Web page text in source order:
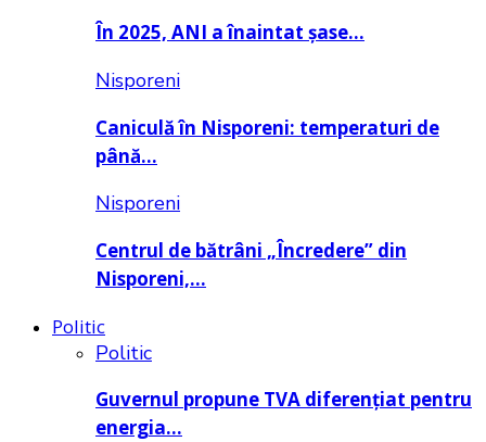
În 2025, ANI a înaintat șase…
Nisporeni
Caniculă în Nisporeni: temperaturi de
până…
Nisporeni
Centrul de bătrâni „Încredere” din
Nisporeni,…
Politic
Politic
Guvernul propune TVA diferențiat pentru
energia…